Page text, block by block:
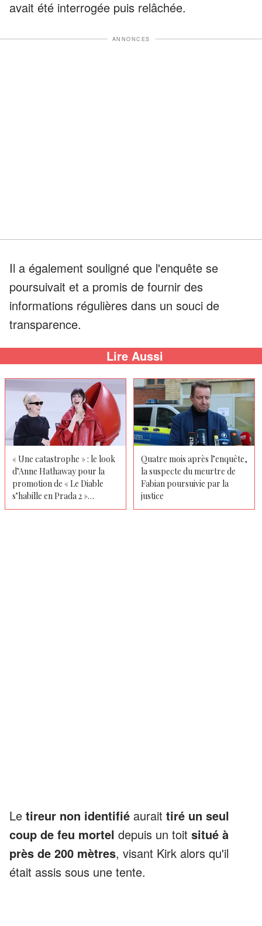
avait été interrogée puis relâchée.
ANNONCES
Il a également souligné que l'enquête se
poursuivait et a promis de fournir des
informations régulières dans un souci de
transparence.
Lire Aussi
« Une catastrophe » : le look
d’Anne Hathaway pour la
promotion de « Le Diable
s’habille en Prada 2 »
déclenche une vague de
Quatre mois après l’enquête,
la suspecte du meurtre de
Fabian poursuivie par la
justice
Le tireur non identifié aurait tiré un seul
coup de feu mortel depuis un toit situé à
près de 200 mètres, visant Kirk alors qu'il
était assis sous une tente.